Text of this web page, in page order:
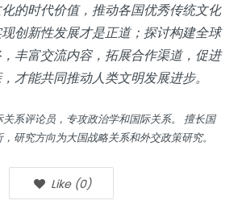
的时代价值，推动各国优秀传统文化
创新性发展才是正道；探讨构建全球
丰富交流内容，拓展合作渠道，促进
才能共同推动人类文明发展进步。
系评论员，专攻政治学和国际关系。 擅长国
研究方向为大国战略关系和外交政策研究。
Like (0)